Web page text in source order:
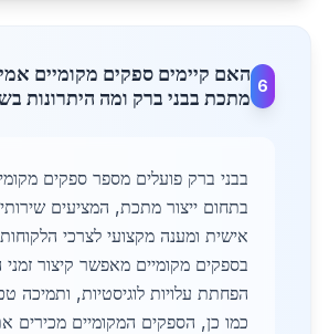
6
האם קיימים ספקים מקומיים
מתכת בבני ברק ומה היתרונות
בבני ברק פועלים מספר ספקים
בתחום ייצור מתכת, המציעים
אישית ומענה מקצועי לצרכי
בספקים מקומיים מאפשר קיצור זמני
הפחתת עלויות לוגיסטיות, ותמיכה
כמו כן, הספקים המקומיים מכירים